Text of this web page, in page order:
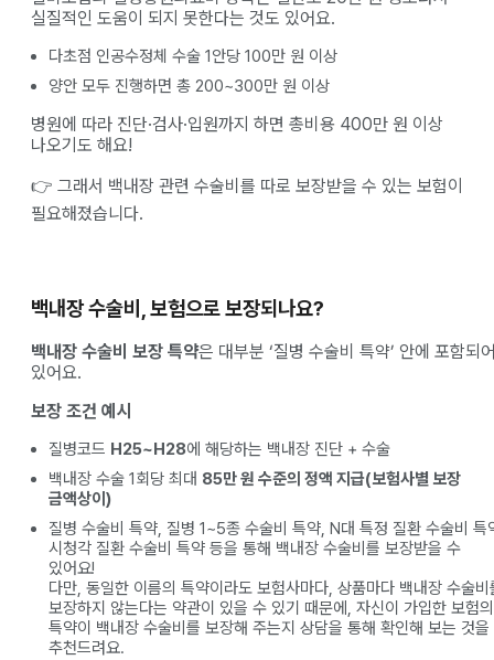
실질적인 도움이 되지 못한다는 것도 있어요.
다초점 인공수정체 수술 1안당 100만 원 이상
양안 모두 진행하면 총 200~300만 원 이상
병원에 따라 진단·검사·입원까지 하면 총비용 400만 원 이상
나오기도 해요!
👉 그래서 백내장 관련 수술비를 따로 보장받을 수 있는 보험이
필요해졌습니다.
백내장 수술비, 보험으로 보장되나요?
백내장 수술비 보장 특약은 대부분 ‘질병 수술비 특약’ 안에 포함되
있어요.
보장 조건 예시
질병코드 H25~H28에 해당하는 백내장 진단 + 수술
백내장 수술 1회당 최대 85만 원 수준의 정액 지급(보험사별 보장
금액상이)
질병 수술비 특약, 질병 1~5종 수술비 특약, N대 특정 질환 수술비 특
시청각 질환 수술비 특약 등을 통해 백내장 수술비를 보장받을 수
있어요!
다만, 동일한 이름의 특약이라도 보험사마다, 상품마다 백내장 수술비
보장하지 않는다는 약관이 있을 수 있기 때문에, 자신이 가입한 보험의
특약이 백내장 수술비를 보장해 주는지 상담을 통해 확인해 보는 것을
추천드려요.